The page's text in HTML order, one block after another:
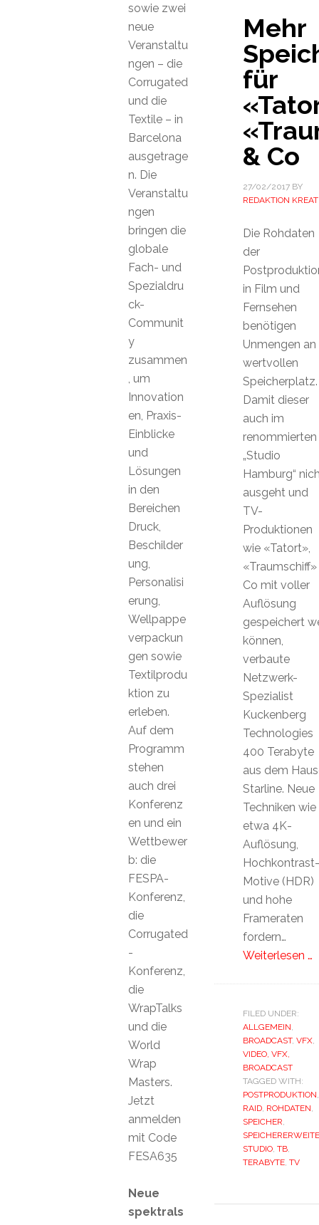
Mehr
für
& Co
27/02/2017BY
REDAKTION
Die Rohdaten
der
in Film und
Fernsehen
benötigen
Unmengen an
wertvollen
Speicherplatz.
Damit dieser
auch im
renommierten
„Studio
Hamburg“
ausgeht und
TV-
Produktionen
wie «Tatort»,
«Traumschiff»
Co mit voller
Auflösung
gespeichert
können,
verbaute
Netzwerk-
Spezialist
Kuckenberg
Technologies
400 Terabyte
aus dem
Starline. Neue
Techniken wie
etwa 4K-
Auflösung,
Hochkontrast-
Motive (HDR)
und hohe
Frameraten
fordern…
Weiterlesen …
FILED UNDER:
ALLGEMEIN
BROADCAST, VFX,
VIDEO, VFX,
BROADCAST
TAGGED WITH:
POSTPRODUKTION
RAID, ROHDATEN
SPEICHER
STUDIO, TB,
TERABYTE, TV
sowie zwei
neue
Veranstaltu
ngen – die
Corrugated
und die
Textile – in
Barcelona
ausgetrage
n. Die
Veranstaltu
ngen
bringen die
globale
Fach- und
Spezialdru
ck-
Communit
y
zusammen
, um
Innovation
en, Praxis-
Einblicke
und
Lösungen
in den
Bereichen
Druck,
Beschilder
ung,
Personalisi
erung,
Wellpappe
verpackun
gen sowie
Textilprodu
ktion zu
erleben.
Auf dem
Programm
stehen
auch drei
Konferenz
en und ein
Wettbewer
b: die
FESPA-
Konferenz,
die
Corrugated
-
Konferenz,
die
WrapTalks
und die
World
Wrap
Masters.
Jetzt
anmelden
mit Code
FESA635
Neue
spektrals